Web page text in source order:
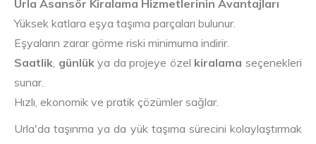
Urla Asansör Kiralama Hizmetlerinin Avantajları
Yüksek katlara eşya taşıma parçaları bulunur.
Eşyaların zarar görme riski minimuma indirir.
Saatlik, günlükya da projeye özel kiralama seçenekleri
sunar.
Hızlı, ekonomik ve pratik çözümler sağlar.
Urla'da taşınma ya da yük taşıma sürecini kolaylaştırmak